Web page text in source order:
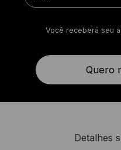
Quero
Você receberá seu
Detalhes